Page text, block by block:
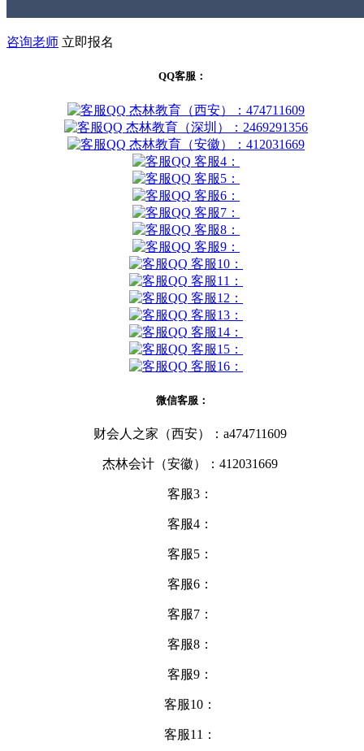
咨询老师 立即报名
QQ客服：
杰林教育（西安）：474711609
杰林教育（深圳）：2469291356
杰林教育（安徽）：412031669
客服4：
客服5：
客服6：
客服7：
客服8：
客服9：
客服10：
客服11：
客服12：
客服13：
客服14：
客服15：
客服16：
微信客服：
财会人之家（西安）：a474711609
杰林会计（安徽）：412031669
客服3：
客服4：
客服5：
客服6：
客服7：
客服8：
客服9：
客服10：
客服11：